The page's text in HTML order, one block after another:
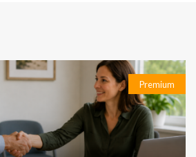
Premium